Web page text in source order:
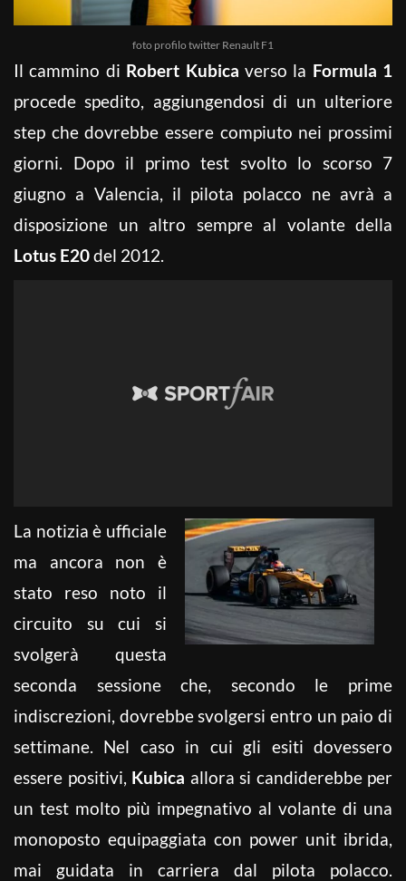
foto profilo twitter Renault F1
Il cammino di Robert Kubica verso la Formula 1
procede spedito, aggiungendosi di un ulteriore
step che dovrebbe essere compiuto nei prossimi
giorni. Dopo il primo test svolto lo scorso 7
giugno a Valencia, il pilota polacco ne avrà a
disposizione un altro sempre al volante della
Lotus E20del 2012.
La notizia è ufficiale
ma ancora non è
stato reso noto il
circuito su cui si
svolgerà questa
seconda sessione che, secondo le prime
indiscrezioni, dovrebbe svolgersi entro un paio di
settimane. Nel caso in cui gli esiti dovessero
essere positivi, Kubica allora si candiderebbe per
un test molto più impegnativo al volante di una
monoposto equipaggiata con power unit ibrida,
mai guidata in carriera dal pilota polacco.